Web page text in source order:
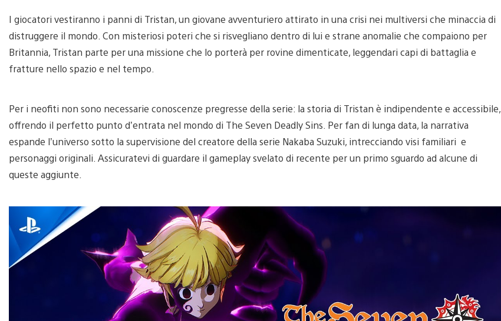
I giocatori vestiranno i panni di Tristan, un giovane avventuriero attirato in una crisi nei multiversi che minaccia di
distruggere il mondo. Con misteriosi poteri che si risvegliano dentro di lui e strane anomalie che compaiono per
Britannia, Tristan parte per una missione che lo porterà per rovine dimenticate, leggendari capi di battaglia e
fratture nello spazio e nel tempo.
Per i neofiti non sono necessarie conoscenze pregresse della serie: la storia di Tristan è indipendente e accessibile,
offrendo il perfetto punto d’entrata nel mondo di The Seven Deadly Sins. Per fan di lunga data, la narrativa
espande l’universo sotto la supervisione del creatore della serie Nakaba Suzuki, intrecciando visi familiari e
personaggi originali. Assicuratevi di guardare il gameplay svelato di recente per un primo sguardo ad alcune di
queste aggiunte.